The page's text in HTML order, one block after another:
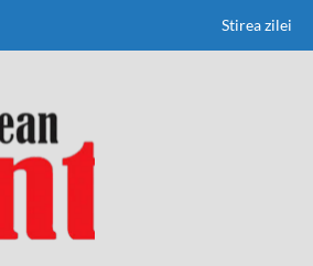
Stirea zilei